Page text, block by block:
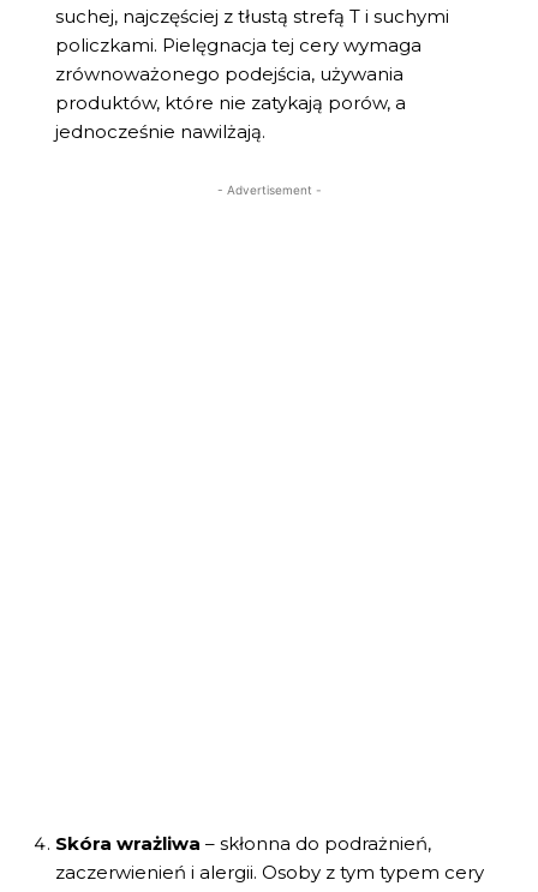
suchej, najczęściej z tłustą strefą T i suchymi
policzkami. Pielęgnacja tej cery wymaga
zrównoważonego podejścia, używania
produktów, które nie zatykają porów, a
jednocześnie nawilżają.
- Advertisement -
Skóra wrażliwa – skłonna do podrażnień,
zaczerwienień i alergii. Osoby z tym typem cery